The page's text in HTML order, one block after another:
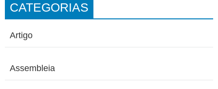
CATEGORIAS
Artigo
Assembleia